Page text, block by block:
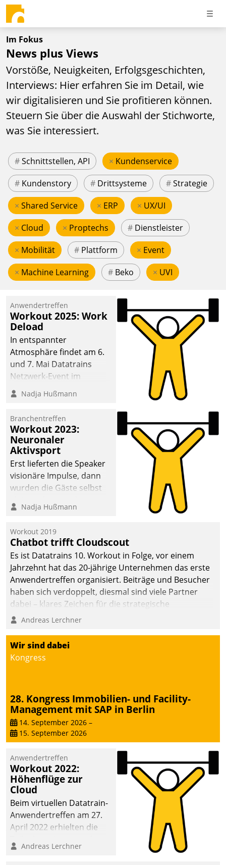
Im Fokus
News plus Views
Vorstöße, Neuigkeiten, Erfolgsgeschichten,
Interviews: Hier erfahren Sie im Detail, wie
wir digitalisieren und Sie profitieren können.
Steuern Sie über die Auswahl der Stichworte,
was Sie interessiert.
#Schnittstellen, API × Kundenservice
# Kundenstory # Drittsysteme #Strategie
× Shared Service × ERP × UX/UI
× Cloud × Proptechs # Dienstleister
× Mobilität # Plattform × Event
× Machine Learning # Beko × UVI
Anwendertreffen
Workout 2025: Work
Deload
In entspannter
Atmosphäre findet am 6.
und 7. Mai Datatrains
Netzwerk-Event im
Kunden- und Partnerkreis
statt. Zentrale Frage: Wie
Mammutprojekte
meistern und Workloads
wuppen – bei zunehmend
anspruchsvollen
Aufgaben und
abnehmendem
Nadja Hußmann
Branchentreffen
Workout 2023:
Neuronaler
Aktivsport
Erst lieferten die Speaker
visionäre Impulse, dann
wurden die Gäste selbst
methodisch
Quartier. Dazwischen
zeigte Datatrain, was es
Neues zu bieten hat.
Nadja Hußmann
Workout 2019
Chatbot trifft Cloudscout
Es ist Datatrains 10. Workout in Folge, vor einem
Jahrzehnt hat das 20-jährige Unternehmen das erste
Anwendertreffen organisiert. Beiträge und Besucher
haben sich verdoppelt, diesmal sind viele Partner
dabei – klares Zeichen für die strategische
Fokussierung auf den Kunden.
Andreas Lerchner
Wir sind dabei
Kongress
28. Kongress Immobilien- und Facility-
Management mit SAP in Berlin
14. September 2026 –
15. September 2026
Anwendertreffen
Workout 2022:
Höhenflüge zur
Cloud
Beim virtuellen Datatrain-
Anwendertreffen am 27.
April 2022 erhielten die
Teilnehmer kurzweilige
Andreas Lerchner